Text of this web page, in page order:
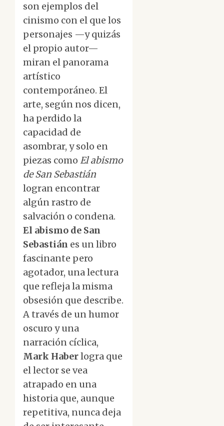
son ejemplos del
cinismo con el que los
personajes —y quizás
el propio autor—
miran el panorama
artístico
contemporáneo. El
arte, según nos dicen,
ha perdido la
capacidad de
asombrar, y solo en
piezas como El abismo
de San Sebastián
logran encontrar
algún rastro de
salvación o condena.
El abismo de San
Sebastián es un libro
fascinante pero
agotador, una lectura
que refleja la misma
obsesión que describe.
A través de un humor
oscuro y una
narración cíclica,
Mark Haberlogra que
el lector se vea
atrapado en una
historia que, aunque
repetitiva, nunca deja